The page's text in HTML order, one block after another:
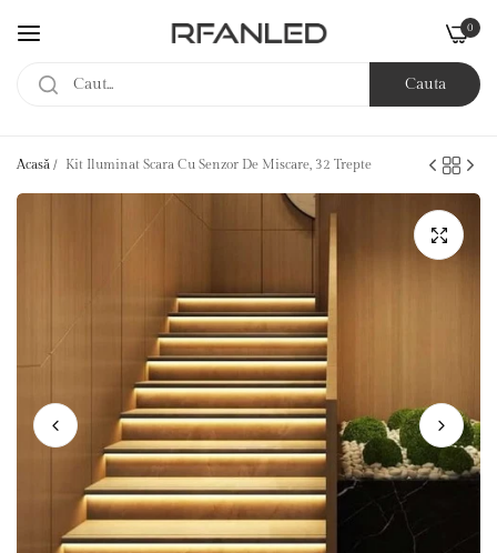
Cauta
0
Acasă / Kit Iluminat Scara Cu Senzor De Miscare, 32 Trepte